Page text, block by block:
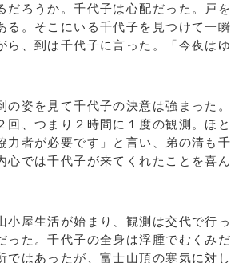
だろうか。千代子は心配だった。戸を
る。そこにいる千代子を見つけて一瞬
ら、到は千代子に言った。「今夜はゆ
姿を見て千代子の決意は強まった。
、つまり２時間に１度の観測。ほと
力者が必要です」と言い、弟の清も千
では千代子が来てくれたことを喜ん
屋生活が始まり、観測は交代で行っ
った。千代子の全身は浮腫でむくみだ
ではあったが、富士山頂の寒気に対し